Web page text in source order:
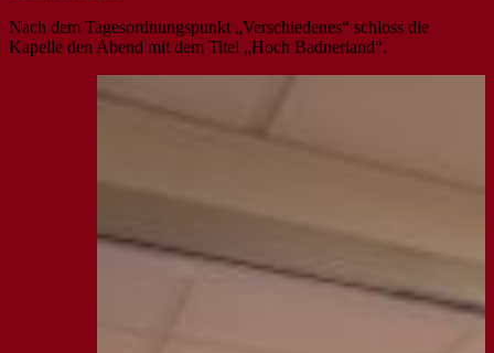
Nach dem Tagesordnungspunkt „Verschiedenes“ schloss die
Kapelle den Abend mit dem Titel „Hoch Badnerland“.